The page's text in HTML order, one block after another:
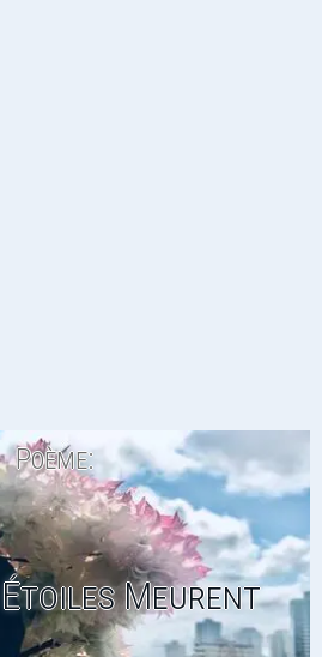
Poème:
Étoiles Meurent